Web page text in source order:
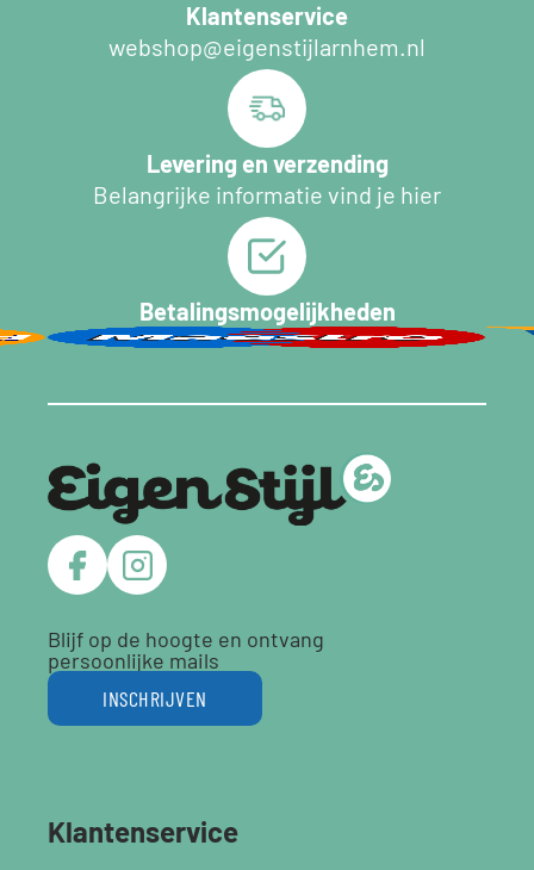
Klantenservice
webshop@eigenstijlarnhem.nl
Levering en verzending
Belangrijke informatie vind je hier
Betalingsmogelijkheden
Blijf op de hoogte en ontvang
persoonlijke mails
INSCHRIJVEN
Klantenservice